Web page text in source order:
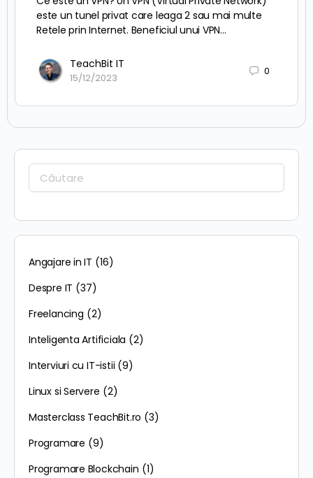
este un tunel privat care leaga 2 sau mai multe
Retele prin Internet. Beneficiul unui VPN…
TeachBit IT
15/12/2023
0
Caută:
Angajare in IT (16)
Despre IT (37)
Freelancing (2)
Inteligenta Artificiala (2)
Interviuri cu IT-istii (9)
Linux si Servere (2)
Masterclass TeachBit.ro (3)
Programare (9)
Programare Blockchain (1)